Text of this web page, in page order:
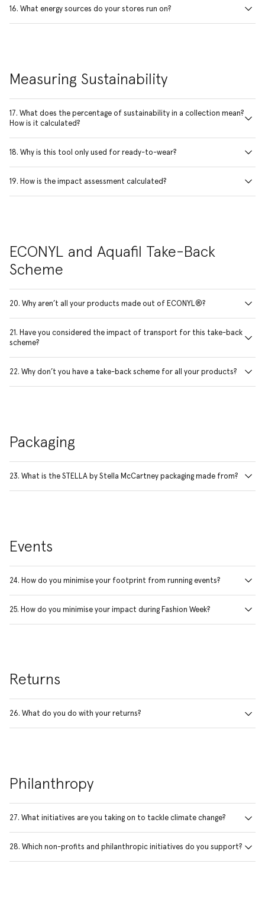
16. What energy sources do your stores run on?
Measuring Sustainability
17. What does the percentage of sustainability in a collection mean?
How is it calculated?
18. Why is this tool only used for ready-to-wear?
19. How is the impact assessment calculated?
ECONYL and Aquafil Take-Back
Scheme
20. Why aren’t all your products made out of ECONYL®?
21. Have you considered the impact of transport for this take-back
scheme?
22. Why don’t you have a take-back scheme for all your products?
Packaging
23. What is the STELLA by Stella McCartney packaging made from?
Events
24. How do you minimise your footprint from running events?
25. How do you minimise your impact during Fashion Week?
Returns
26. What do you do with your returns?
Philanthropy
27. What initiatives are you taking on to tackle climate change?
28. Which non-profits and philanthropic initiatives do you support?